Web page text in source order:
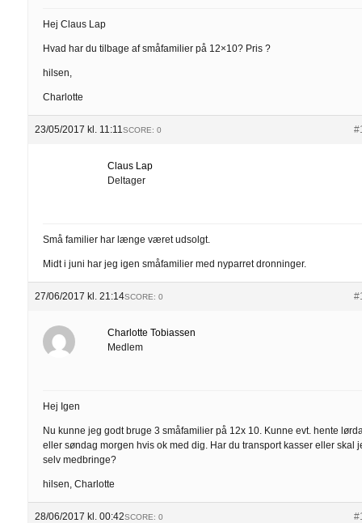
Hej Claus Lap
Hvad har du tilbage af småfamilier på 12×10? Pris ?
hilsen,
Charlotte
23/05/2017 kl. 11:11SCORE: 0
Claus Lap
Deltager
Små familier har længe været udsolgt.
Midt i juni har jeg igen småfamilier med nyparret dronninger.
27/06/2017 kl. 21:14SCORE: 0
Charlotte Tobiassen
Medlem
Hej Igen
Nu kunne jeg godt bruge 3 småfamilier på 12x 10. Kunne evt. hente
eller søndag morgen hvis ok med dig. Har du transport kasser eller skal
selv medbringe?
hilsen, Charlotte
28/06/2017 kl. 00:42SCORE: 0